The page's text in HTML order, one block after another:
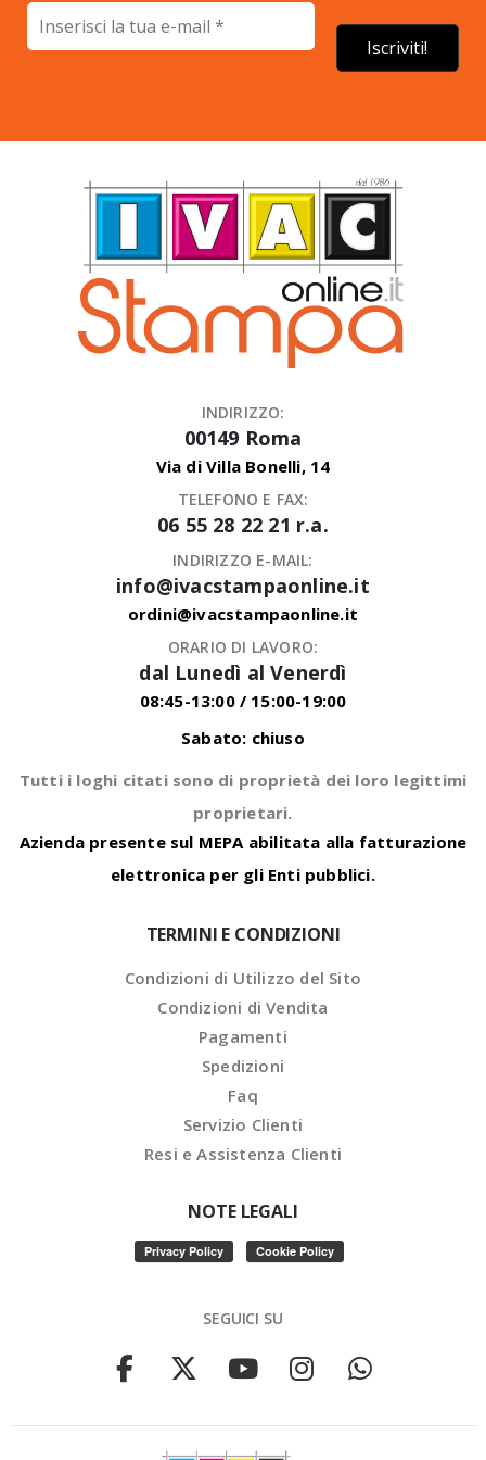
INDIRIZZO:
00149 Roma
Via di Villa Bonelli, 14
TELEFONO E FAX:
06 55 28 22 21 r.a.
INDIRIZZO E-MAIL:
info@ivacstampaonline.it
ordini@ivacstampaonline.it
ORARIO DI LAVORO:
dal Lunedì al Venerdì
08:45-13:00 / 15:00-19:00
Sabato: chiuso
Tutti i loghi citati sono di proprietà dei loro legittimi
proprietari.
Azienda presente sul MEPA abilitata alla fatturazione
elettronica per gli Enti pubblici.
TERMINI E CONDIZIONI
Condizioni di Utilizzo del Sito
Condizioni di Vendita
Pagamenti
Spedizioni
Faq
Servizio Clienti
Resi e Assistenza Clienti
NOTE LEGALI
SEGUICI SU